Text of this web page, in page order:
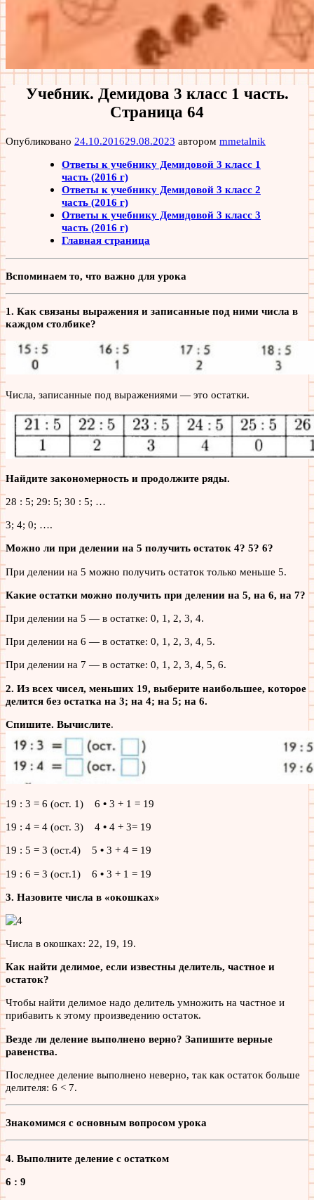
Учебник. Демидова 3 класс 1 часть.
Страница 64
Опубликовано 24.10.201629.08.2023 автором mmetalnik
Ответы к учебнику Демидовой 3 класс 1
часть (2016 г)
Ответы к учебнику Демидовой 3 класс 2
часть (2016 г)
Ответы к учебнику Демидовой 3 класс 3
часть (2016 г)
Главная страница
Вспоминаем то, что важно для урока
1. Как связаны выражения и записанные под ними числа в
каждом столбике?
Числа, записанные под выражениями — это остатки.
Найдите закономерность и продолжите ряды.
28 : 5; 29: 5; 30 : 5; …
3; 4; 0; ….
Можно ли при делении на 5 получить остаток 4? 5? 6?
При делении на 5 можно получить остаток только меньше 5.
Какие остатки можно получить при делении на 5, на 6, на 7?
При делении на 5 — в остатке: 0, 1, 2, 3, 4.
При делении на 6 — в остатке: 0, 1, 2, 3, 4, 5.
При делении на 7 — в остатке: 0, 1, 2, 3, 4, 5, 6.
2. Из всех чисел, меньших 19, выберите наибольшее, которое
делится без остатка на 3; на 4; на 5; на 6.
Спишите. Вычислите.
19 : 3 = 6 (ост. 1) 6 • 3 + 1 = 19
19 : 4 = 4 (ост. 3) 4 • 4 + 3= 19
19 : 5 = 3 (ост.4) 5 • 3 + 4 = 19
19 : 6 = 3 (ост.1) 6 • 3 + 1 = 19
3. Назовите числа в «окошках»
Числа в окошках: 22, 19, 19.
Как найти делимое, если известны делитель, частное и
остаток?
Чтобы найти делимое надо делитель умножить на частное и
прибавить к этому произведению остаток.
Везде ли деление выполнено верно? Запишите верные
равенства.
Последнее деление выполнено неверно, так как остаток больше
делителя: 6 < 7.
Знакомимся с основным вопросом урока
4. Выполните деление с остатком
6 : 9